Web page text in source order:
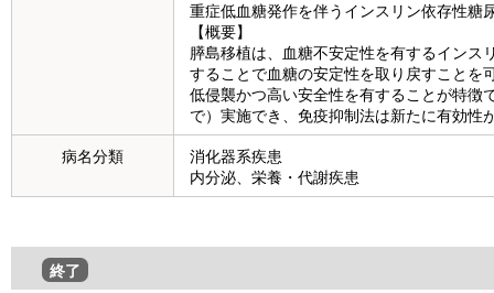
重症低血糖発作を伴うインスリン依存性糖
【概要】
膵島移植は、血糖不安定性を有するインス
することで血糖の安定性を取り戻すことを
低侵襲かつ高い安全性を有することが特徴
で）実施でき、免疫抑制法は新たに有効性
病名分類
消化器系疾患
内分泌、栄養・代謝疾患
終了